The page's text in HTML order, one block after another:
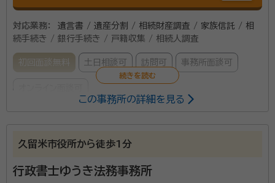
対応業務：
遺言書 / 遺産分割 / 相続財産調査 / 家族信託 / 相
続手続き / 銀行手続き / 戸籍収集 / 相続人調査
初回面談無料 土日相談可 訪問可 事務所面談可
花田 亮（はなだ りょう）
行政書士、宅建士
ン相続行政書士事務所入社 以前は住宅販売営業の営業をしてました
が、目の前で困っている方の助けになりたいとの想いから一念発起しこ
この事務所の詳細を見る
久留米市役所から徒歩1分
行政書士ゆうき法務事務所